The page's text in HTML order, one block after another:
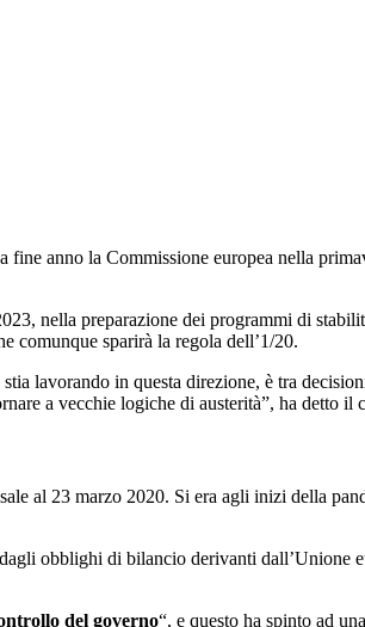
anno la Commissione europea nella
nella preparazione dei programmi di
comunque sparirà la regola dell’1/20.
lavorando in questa direzione, è tra
a vecchie logiche di austerità”, ha detto il
al 23 marzo 2020. Si era agli inizi della
obblighi di bilancio derivanti dall’Unione
del governo“, e questo ha spinto ad